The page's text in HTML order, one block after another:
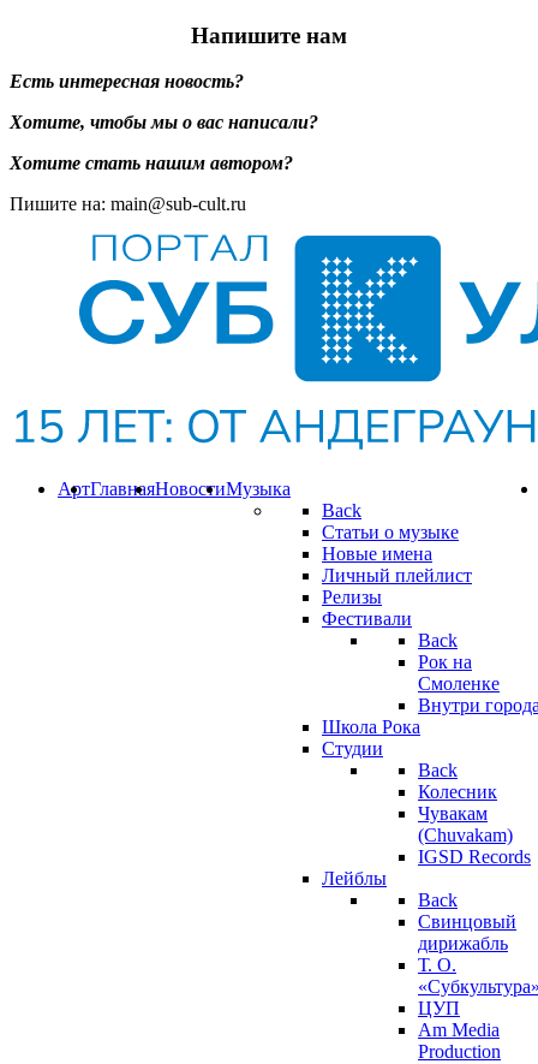
Напишите нам
Есть интересная новость?
Хотите, чтобы мы о вас написали?
Хотите стать нашим автором?
Пишите на: main@sub-cult.ru
Музыка
Back
Статьи о музыке
Новые имена
Личный плейлист
Релизы
Фестивали
Back
Рок на
Смоленке
Внутри
Школа Рока
Студии
Back
Колесник
Чувакам
(Chuvakam)
IGSD Records
Лейблы
Back
Свинцовый
дирижабль
Т. О.
ЦУП
Am Media
Production
Новости
Главная
Арт